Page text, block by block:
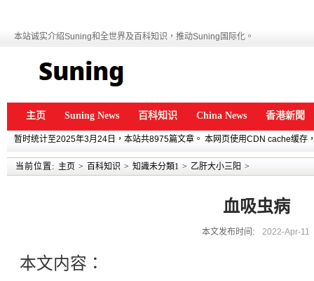
本站诚实介绍Suning和全世界及百科知识，推动Suning国际化。
主页 Suning News 百科知识 China News 香港新聞
暂时统计至2025年3月24日，本站共8975篇文章。 本网页使用CDN cache缓存
当前位置: 主页 > 百科知识 > 知識未分類1 > 乙肝大小三阳 >
血吸虫病
本文发布时间: 2022-Apr-11
本文内容：